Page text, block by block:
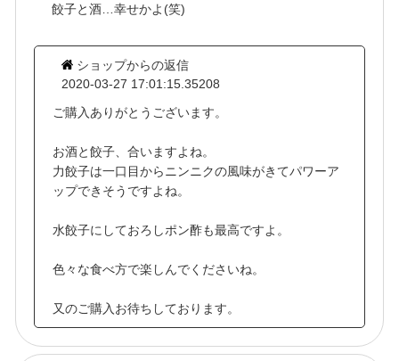
餃子と酒…幸せかよ(笑)
ショップからの返信
2020-03-27 17:01:15.35208
ご購入ありがとうございます。
お酒と餃子、合いますよね。
力餃子は一口目からニンニクの風味がきてパワーア
ップできそうですよね。
水餃子にしておろしポン酢も最高ですよ。
色々な食べ方で楽しんでくださいね。
又のご購入お待ちしております。